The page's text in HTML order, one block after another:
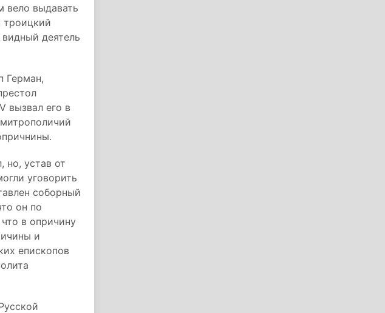
вело выдавать
троицкий
деятель
Герман,
вызвал его в
но, устав от
уговорить
соборный
он по
в опричину
и
епископов